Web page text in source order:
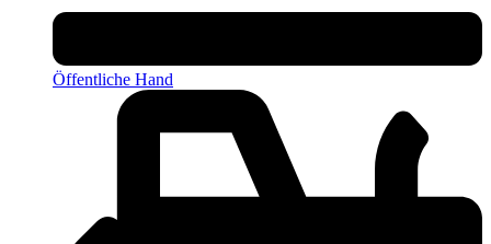
Öffentliche Hand